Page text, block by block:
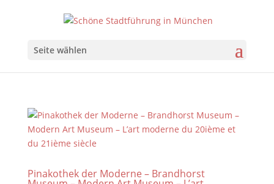
Seite wählen
Pinakothek der Moderne – Brandhorst